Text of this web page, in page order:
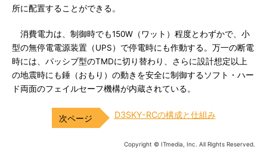
所に配置することができる。
消費電力は、制御時でも150W（ワット）程度とわずかで、小
型の無停電電源装置（UPS）で停電時にも作動する。万一の断電
時には、パッシブ型のTMDに切り替わり、さらに設計想定以上
の地震時にも錘（おもり）の動きを安全に制御するソフト・ハー
ド両面のフェイルセーフ機構が内蔵されている。
D3SKY-RCの構成と仕組み
Copyright © ITmedia, Inc. All Rights Reserved.